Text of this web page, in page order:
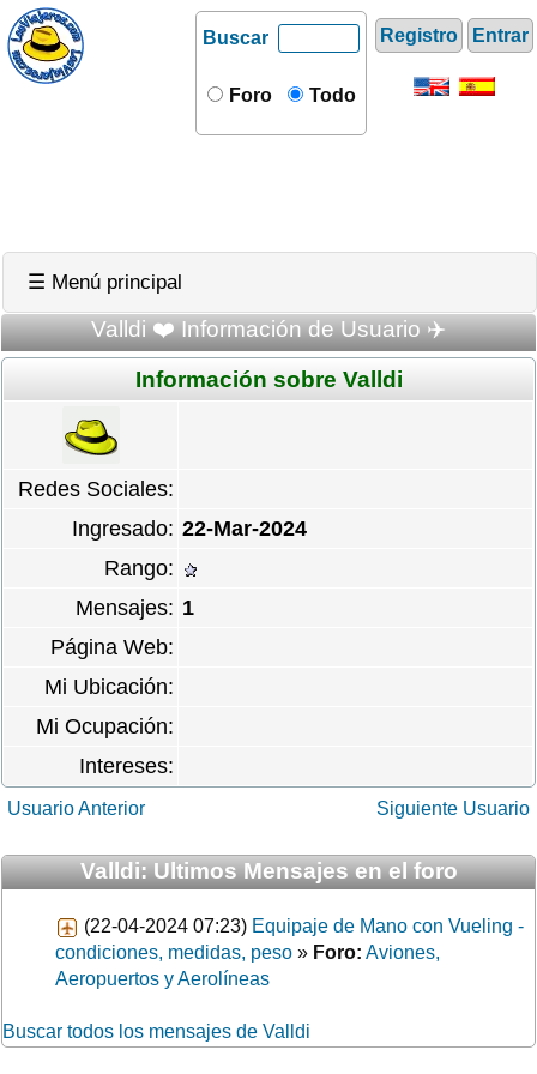
Registro Entrar
Buscar
Foro Todo
☰ Menú principal
Valldi ❤️ Información de Usuario ✈️
Información sobre Valldi
Redes Sociales:
Ingresado: 22-Mar-2024
Rango:
Mensajes: 1
Página Web:
Mi Ubicación:
Mi Ocupación:
Intereses:
Usuario Anterior Siguiente Usuario
Valldi: Ultimos Mensajes en el foro
(22-04-2024 07:23) Equipaje de Mano con Vueling -
condiciones, medidas, peso » Foro: Aviones,
Aeropuertos y Aerolíneas
Buscar todos los mensajes de Valldi